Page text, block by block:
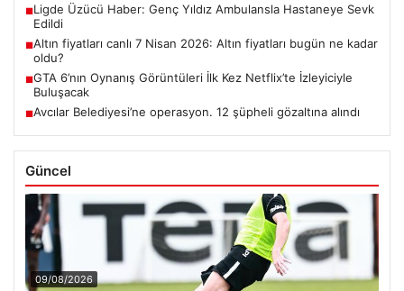
■Ligde Üzücü Haber: Genç Yıldız Ambulansla Hastaneye Sevk
Edildi
■Altın fiyatları canlı 7 Nisan 2026: Altın fiyatları bugün ne kadar
oldu?
■GTA 6’nın Oynanış Görüntüleri İlk Kez Netflix’te İzleyiciyle
Buluşacak
■Avcılar Belediyesi’ne operasyon. 12 şüpheli gözaltına alındı
Güncel
09/08/2026